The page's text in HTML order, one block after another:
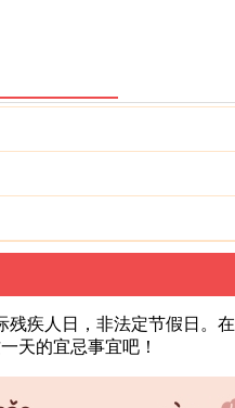
残疾人日，非法定节假日
天的宜忌事宜吧！